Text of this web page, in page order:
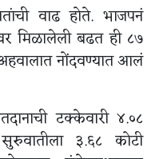
वाढ होते. भाजपनं
मिळालेली बढत ही ८७
नोंदवण्यात आलं
टक्केवारी ४.०८
३.६८ कोटी